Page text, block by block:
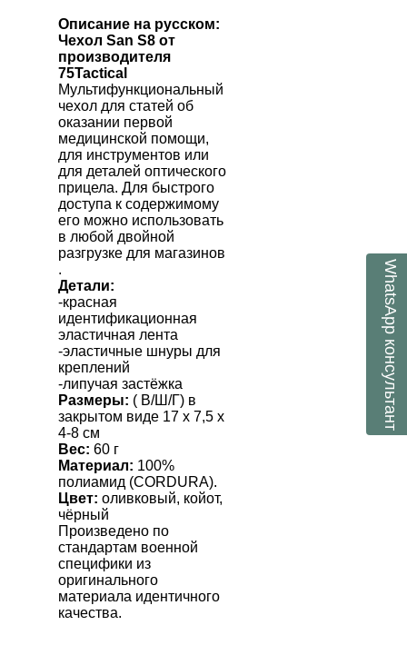
Описание на русском:
Чехол San S8 от
производителя
75Tactical
Мультифункциональный
чехол для статей об
оказании первой
медицинской помощи,
для инструментов или
для деталей оптического
прицела. Для быстрого
доступа к содержимому
его можно использовать
в любой двойной
разгрузке для магазинов
.
Детали:
-красная
идентификационная
эластичная лента
-эластичные шнуры для
креплений
-липучая застёжка
Размеры: ( В/Ш/Г) в
закрытом виде 17 х 7,5 х
4-8 см
Вес: 60 г
Материал: 100%
полиамид (СORDURA).
Цвет: оливковый, койот,
чёрный
Произведено по
стандартам военной
специфики из
оригинального
материала идентичного
качества.
WhatsApp
консультант